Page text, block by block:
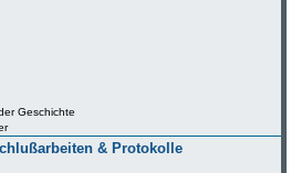
Geschichte
& Protokolle